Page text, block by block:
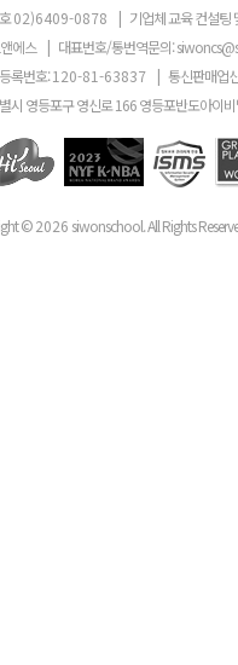
02)6409-0878 | 기업체 교육 컨설팅
에스 | 대표번호/통번역문의:
록번호:120-81-63837 | 통신판매업
시 영등포구 영신로 166 영등포반도아이
©2026 siwonschool. All Rights